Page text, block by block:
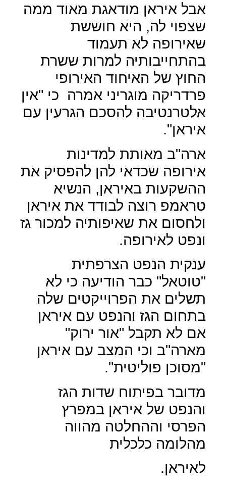
אבל איראן מודאגת מאוד ממה
שצפוי לה, היא חוששת
שאירופה לא תעמוד
בהתחייבותיה למרות ששרת
החוץ של האיחוד האירופי
פרדריקה מוגריני אמרה כי "אין
אלטרנטיבה להסכם הגרעין עם
איראן".
ארה"ב מאותת למדינות
אירופה שכדאי להן להפסיק את
ההשקעות באיראן, הנשיא
טראמפ רוצה לבודד את איראן
ולחסום את שאיפותיה למכור גז
ונפט לאירופה.
ענקית הנפט הצרפתית
"טוטאל" כבר הודיעה כי לא
תשלים את הפרוייקטים שלה
בתחום הגז והנפט עם איראן
אם לא תקבל "אור ירוק"
מארה"ב וכי המצב עם איראן
"מסוכן פוליטית".
מדובר בפיתוח שדות הגז
והנפט של איראן במפרץ
הפרסי וההחלטה מהווה
מהלומה כלכלית
לאיראן.